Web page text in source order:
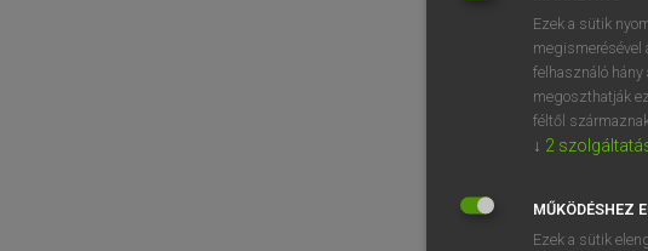
Ezek a sütik
megismerésével
felhasználó
megoszthatják
féltől
↓ 2
MŰKÖDÉSHEZ
Ezek a sütik